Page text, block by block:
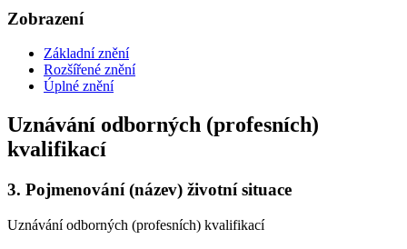
Zobrazení
Základní znění
Rozšířené znění
Úplné znění
Uznávání odborných (profesních)
kvalifikací
3. Pojmenování (název) životní situace
Uznávání odborných (profesních) kvalifikací